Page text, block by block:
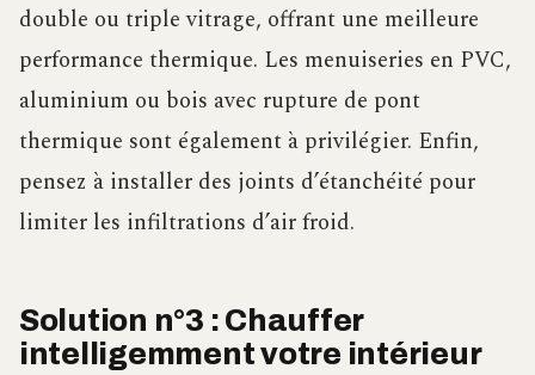
double ou triple vitrage, offrant une meilleure
performance thermique. Les menuiseries en PVC,
aluminium ou bois avec rupture de pont
thermique sont également à privilégier. Enfin,
pensez à installer des joints d’étanchéité pour
limiter les infiltrations d’air froid.
Solution n°3 : Chauffer
intelligemment votre intérieur